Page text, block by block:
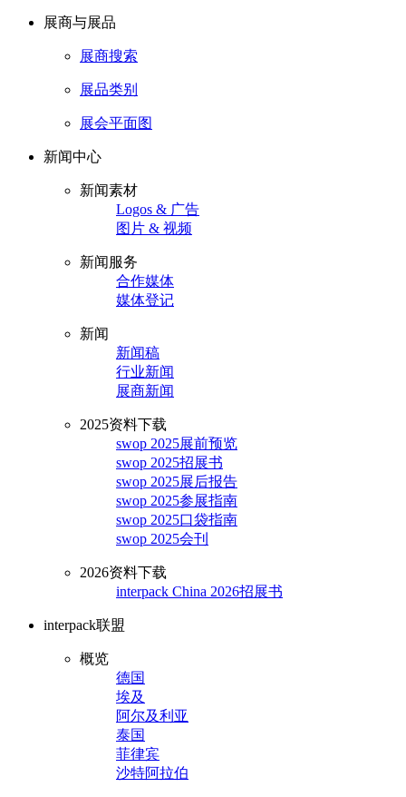
展商与展品
展商搜索
展品类别
展会平面图
新闻中心
新闻素材
Logos & 广告
图片 & 视频
新闻服务
合作媒体
媒体登记
新闻
新闻稿
行业新闻
展商新闻
2025资料下载
swop 2025展前预览
swop 2025招展书
swop 2025展后报告
swop 2025参展指南
swop 2025口袋指南
swop 2025会刊
2026资料下载
interpack China 2026招展书
interpack联盟
概览
德国
埃及
阿尔及利亚
泰国
菲律宾
沙特阿拉伯